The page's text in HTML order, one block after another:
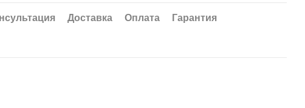
Доставка Оплата Гарантия